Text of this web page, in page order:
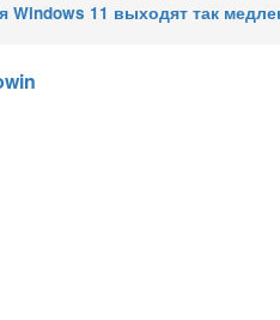
11 выходят так